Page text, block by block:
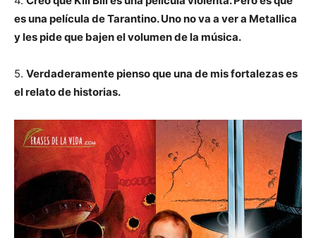
es una película de Tarantino. Uno no va a ver a Metallica
y les pide que bajen el volumen de la música.
5. Verdaderamente pienso que una de mis fortalezas es
el relato de historias.